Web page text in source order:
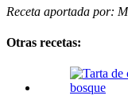
Receta aportada por:
Otras recetas: